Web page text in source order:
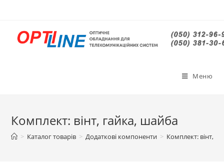
Меню
Комплект: вінт, гайка, шайба
> Каталог товарів > Додаткові компоненти > Комплект: вінт,